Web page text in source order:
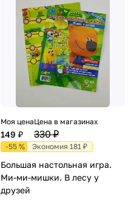
Моя цена
149 ₽
Цена в магазинах
330 ₽
-55 % Экономия 181 ₽
Большая настольная игра.
Ми-ми-мишки. В лесу у
друзей